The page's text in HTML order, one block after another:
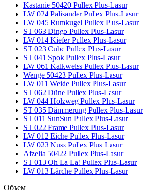
Nussbaum -004201 Lignovit Platin
Oliv (53143) Lignovit Lasur(1)
Onyxschwarz 53320 Lignovit Platin
Palisander (53145) Lignovit Lasur
Pyritgrau 53316 Lignovit Platin(1)
Quarzgrau 53294 Lignovit Platin
Quarzgrau Pullex Platin(1)
Kastanie 50420 Pullex Plus-Lasur
LW 024 Palisander Pullex Plus-Lasur
LW 045 Rumkugel Pullex Plus-Lasur
ST 063 Dingo Pullex Plus-Lasur
LW 014 Kiefer Pullex Plus-Lasur
ST 023 Cube Pullex Plus-Lasur
ST 041 Spok Pullex Plus-Lasur
LW 061 Kalkweiss Pullex Plus-Lasur
Wenge 50423 Pullex Plus-Lasur
LW 011 Weide Pullex Plus-Lasur
ST 062 Düne Pullex Plus-Lasur
LW 044 Holzweg Pullex Plus-Lasur
ST 035 Dämmerung Pullex Plus-Lasur
ST 011 SunSun Pullex Plus-Lasur
ST 022 Frame Pullex Plus-Lasur
LW 012 Eiche Pullex Plus-Lasur
LW 023 Nuss Pullex Plus-Lasur
Afzelia 50422 Pullex Plus-Lasur
ST 013 Oh La La! Pullex Plus-Lasur
LW 013 Lärche Pullex Plus-Lasur
Объем